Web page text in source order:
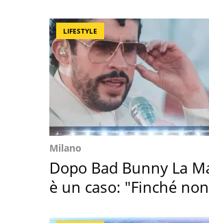
LIFESTYLE
Milano
Dopo Bad Bunny La
è un caso: "Finché non